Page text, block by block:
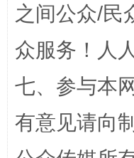
在谋一域中
之间公众/民
众服务！人
七、参与本
有意见请向